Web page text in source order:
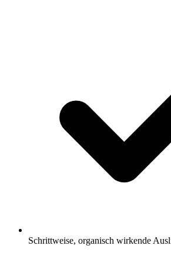
Schrittweise, organisch wirkende